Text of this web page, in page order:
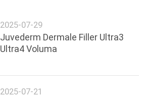
2025-07-29
Juvederm Dermale Filler Ultra3
Ultra4 Voluma
2025-07-21